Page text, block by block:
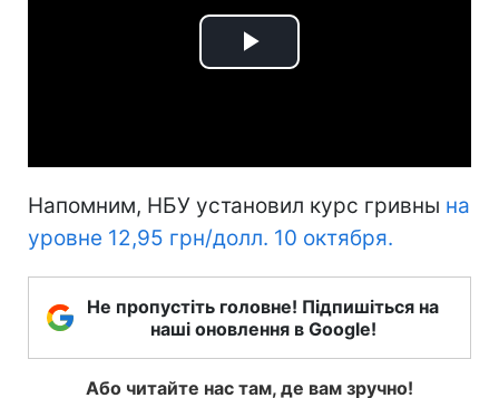
Play
Напомним, НБУ установил курс гривны на
уровне 12,95 грн/долл. 10 октября.
Не пропустіть головне! Підпишіться на
наші оновлення в Google!
Або читайте нас там, де вам зручно!